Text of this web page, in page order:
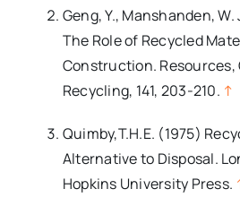
Geng, Y., Manshanden, W.
The Role of Recycled
Construction.
Recycling, 141, 203-210. ↑
Quimby,T.H.E. (1975)
Alternative to Disposal.
Hopkins University Press.